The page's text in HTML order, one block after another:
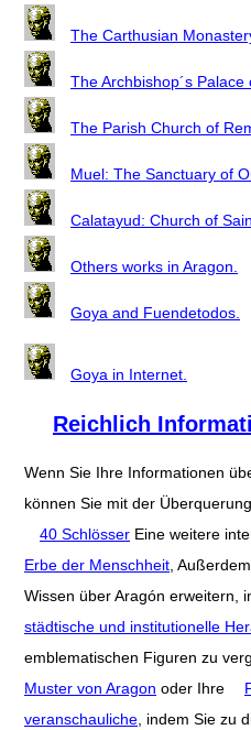
The Carthusian
The Archbishop´s Palace
The Parish Church of
Muel: The Sanctuary of
Calatayud: Church of
Others works in Aragon.
Goya and Fuendetodos.
Goya in Internet.
Reichlich
Wenn Sie Ihre Informationen
können Sie mit der
40 Schlösser Eine weitere
Erbe der Menschheit,
Wissen über Aragón erweitern,
städtische und institutionelle
emblematischen Figuren zu
Muster von Aragon oder Ihre
veranschauliche, indem Sie zu